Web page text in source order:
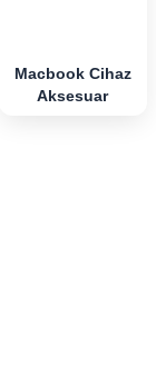
Macbook Cihaz
Aksesuar